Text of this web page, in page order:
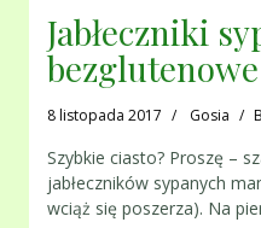
Jabłeczniki
bezglutenowe
8 listopada 2017 Gosia
Szybkie ciasto? Proszę –
jabłeczników sypanych
wciąż się poszerza). Na